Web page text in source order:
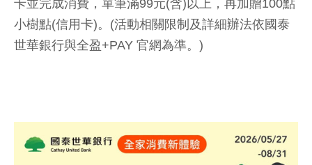
卡並完成消費，單筆滿99元(含)以上，再加贈100點
小樹點(信用卡)。(活動相關限制及詳細辦法依國泰
世華銀行與全盈+PAY 官網為準。)